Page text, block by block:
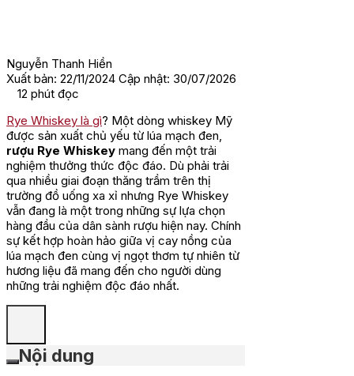
Nguyễn Thanh Hiền
Xuất bản: 22/11/2024 Cập nhật: 30/07/2026
12 phút đọc
Rye Whiskey là gì? Một dòng whiskey Mỹ
được sản xuất chủ yếu từ lúa mạch đen,
rượu Rye Whiskey mang đến một trải
nghiệm thưởng thức độc đáo. Dù phải trải
qua nhiều giai đoạn thăng trầm trên thị
trường đồ uống xa xỉ nhưng Rye Whiskey
vẫn đang là một trong những sự lựa chọn
hàng đầu của dân sành rượu hiện nay. Chính
sự kết hợp hoàn hảo giữa vị cay nồng của
lúa mạch đen cùng vị ngọt thơm tự nhiên từ
hương liệu đã mang đến cho người dùng
những trải nghiệm độc đáo nhất.
Nội dung